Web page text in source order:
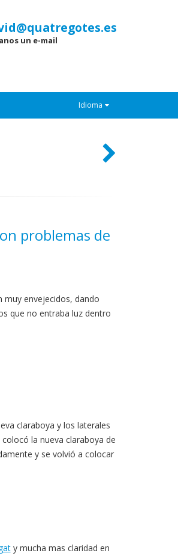
un e-mail
Idioma
problemas de
muy envejecidos, dando
que no entraba luz dentro
claraboya y los laterales
la nueva claraboya de
y se volvió a colocar
y mucha mas claridad en